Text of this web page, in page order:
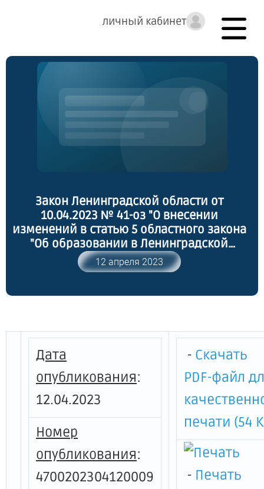
личный кабинет
Закон Ленинградской области от
10.04.2023 № 41-оз "О внесении
изменений в статью 5 областного закона
"Об образовании в Ленинградской
области" и статью 2.10 областного
закона "Социальный кодекс
12 апреля 2023
Дата
опубликования:
12.04.2023
Номер
опубликования:
4700202304120009
- Скачать
PDF-файл
печати (54
- Печать